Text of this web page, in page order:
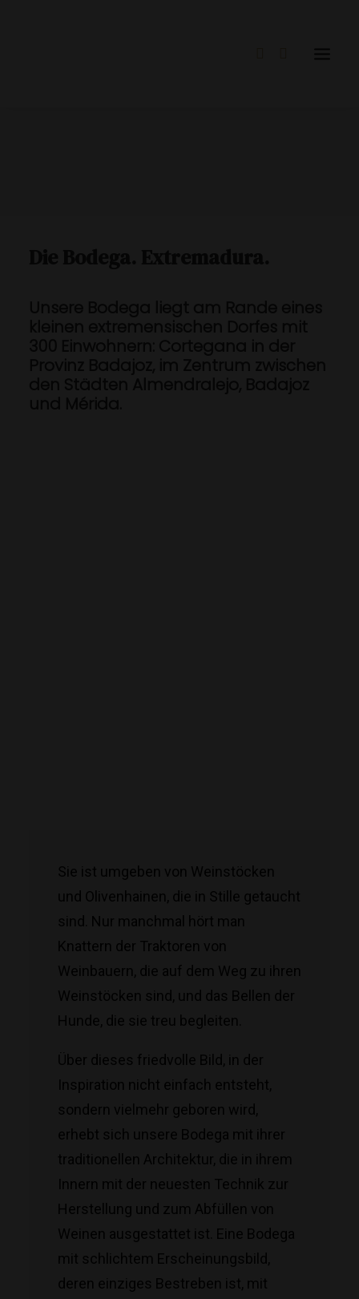
Sie ist umgeben von Weinstöcken
und Olivenhainen, die in Stille getaucht
sind. Nur manchmal hört man
Knattern der Traktoren von
Weinbauern, die auf dem Weg zu ihren
Weinstöcken sind, und das Bellen der
Hunde, die sie treu begleiten.
Über dieses friedvolle Bild, in der
Inspiration nicht einfach entsteht,
sondern vielmehr geboren wird,
erhebt sich unsere Bodega mit ihrer
traditionellen Architektur, die in ihrem
Innern mit der neuesten Technik zur
Herstellung und zum Abfüllen von
Weinen ausgestattet ist. Eine Bodega
mit schlichtem Erscheinungsbild,
deren einziges Bestreben ist, mit